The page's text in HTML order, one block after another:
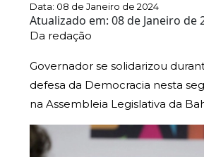
Data: 08 de Janeiro de 2024
Atualizado em: 08 de Janeiro de
Da redação
Governador se solidarizou
defesa da Democracia nesta
na Assembleia Legislativa da